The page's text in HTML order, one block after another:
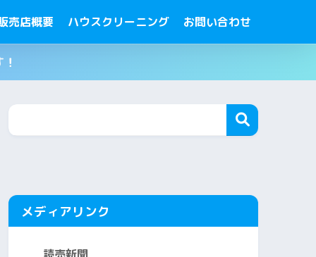
売店概要 ハウスクリーニング お問い合わせ
メディアリンク